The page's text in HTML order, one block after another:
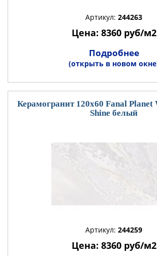
Артикул: 244263
Цена: 8360 руб/м2
Подробнее
(открыть в новом
Керамогранит 120x60 Fanal
Shine белый
Артикул: 244259
Цена: 8360 руб/м2